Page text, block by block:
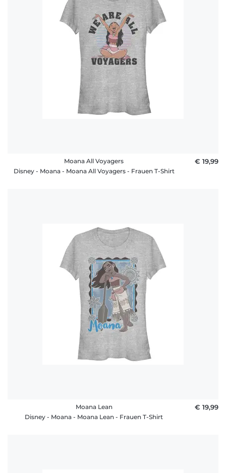
Moana All Voyagers
Disney - Moana - Moana All Voyagers - Frauen T-Shirt
€ 19,99
Moana Lean
Disney - Moana - Moana Lean - Frauen T-Shirt
€ 19,99